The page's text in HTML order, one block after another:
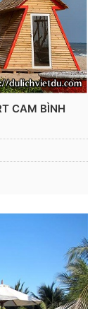
CAM BÌNH